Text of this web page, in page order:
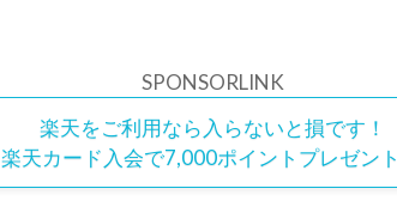
SPONSORLINK
楽天をご利用なら入らないと損です！
楽天カード入会で7,000ポイントプレゼント